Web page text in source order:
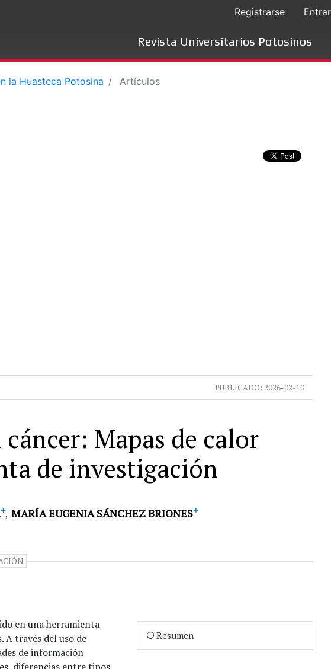
Registrarse Entrar
Revista Universitarios Potosinos
la Huasteca Potosina Artículos
PUBLICADO: 2026-02-10
Mapas de calor
de investigación
+ MARÍA EUGENIA SÁNCHEZ BRIONES+
en una herramienta
A través del uso de
de información
Resumen